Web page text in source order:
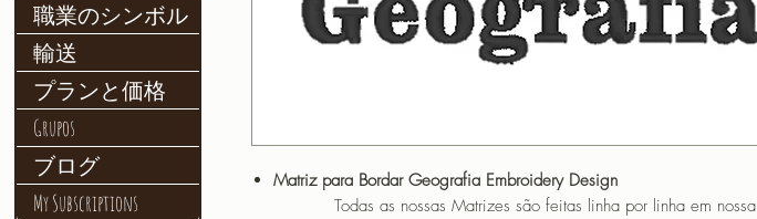
Matriz para Bordar Geografia Embroidery Design
Todas as nossas Matrizes são feitas linha por linha em nossa
職業のシンボル
輸送
プランと価格
Grupos
ブログ
My Subscriptions